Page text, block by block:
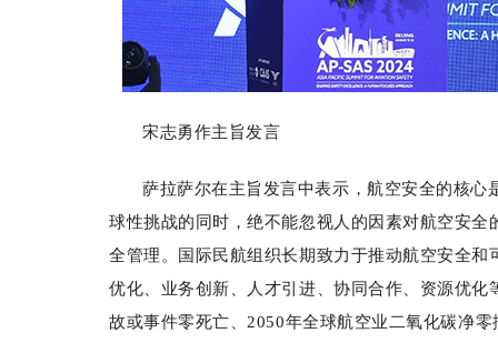
宋志勇作主旨发言
萨拉萨尔在主旨发言中表示，航空安全的核心
球性挑战的同时，绝不能忽视人的因素对航空安全
全管理。国际民航组织长期致力于推动航空安全和
优化、业务创新、人才引进、协同合作、资源优化
故或事件零死亡、2050年全球航空业二氧化碳净